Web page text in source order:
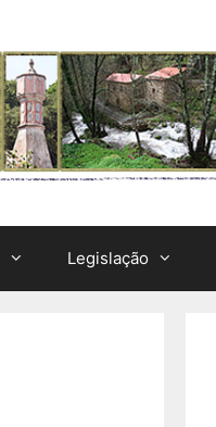
Legislação